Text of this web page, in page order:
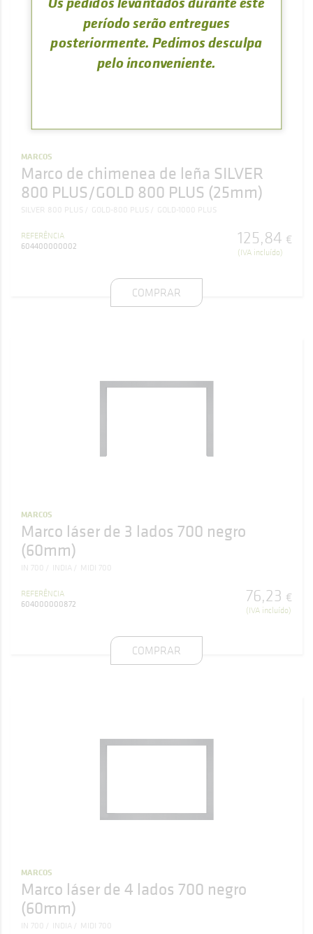
MARCOS
Marco de chimenea de leña SILVER
800 PLUS/GOLD 800 PLUS (25mm)
SILVER 800 PLUS GOLD-800 PLUS GOLD-1000 PLUS
REFERÊNCIA
604400000002
125,84 €
(IVA incluído)
COMPRAR
MARCOS
Marco láser de 3 lados 700 negro
(60mm)
IN 700 INDIA MIDI 700
REFERÊNCIA
604000000872
76,23 €
(IVA incluído)
COMPRAR
MARCOS
Marco láser de 4 lados 700 negro
(60mm)
IN 700 INDIA MIDI 700
período serão entregues
posteriormente. Pedimos desculpa
pelo inconveniente.